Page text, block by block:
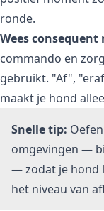
ronde.
Wees
commando en
gebruikt. "Af",
maakt je hond
Snelle tip:
omgevingen —
— zodat je hond
het niveau van